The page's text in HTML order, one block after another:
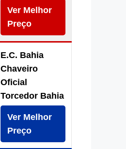
Ver Melhor
Preço
E.C. Bahia
Chaveiro
Oficial
Torcedor Bahia
Ver Melhor
Preço